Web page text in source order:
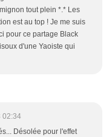
tout plein *.* Les
est au top ! Je me suis
pour ce partage Black
d'une Yaoiste qui
02:34
Désolée pour l'effet